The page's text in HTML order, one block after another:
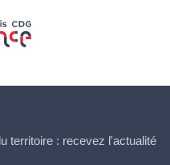
territoire : recevez l'actualité